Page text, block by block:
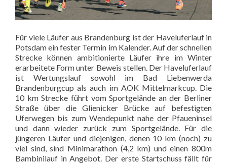
Für viele Läufer aus Brandenburg ist der Haveluferlauf in
Potsdam ein fester Termin im Kalender. Auf der schnellen
Strecke können ambitionierte Läufer ihre im Winter
erarbeitete Form unter Beweis stellen. Der Haveluferlauf
ist Wertungslauf sowohl im Bad Liebenwerda
Brandenburgcup als auch im AOK Mittelmarkcup. Die
10 km Strecke führt vom Sportgelände an der Berliner
Straße über die Glienicker Brücke auf befestigten
Uferwegen bis zum Wendepunkt nahe der Pfaueninsel
und dann wieder zurück zum Sportgelände. Für die
jüngeren Läufer und diejenigen, denen 10 km (noch) zu
viel sind, sind Minimarathon (4,2 km) und einen 800m
Bambinilauf in Angebot. Der erste Startschuss fällt für